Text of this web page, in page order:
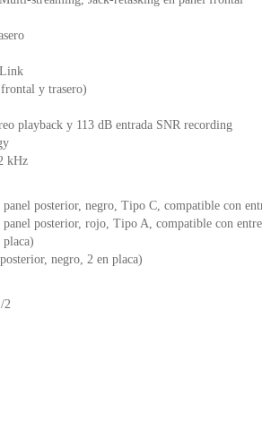
y trasero)
playback y 113 dB entrada SNR recording
kHz
posterior, negro, Tipo C, compatible con
posterior, rojo, Tipo A, compatible con
negro, 2 en placa)
2